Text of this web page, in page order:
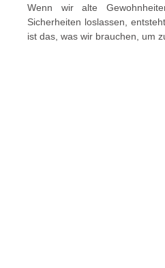
Wenn wir alte
Sicherheiten loslassen,
ist das, was wir brauchen, um